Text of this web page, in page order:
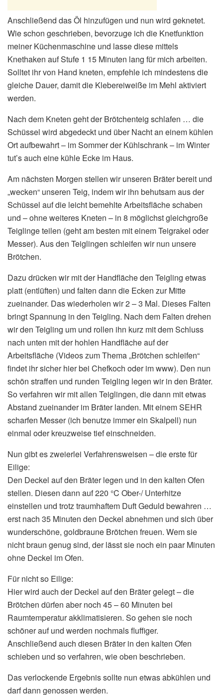
Anschließend das Öl hinzufügen und nun wird geknetet.
Wie schon geschrieben, bevorzuge ich die Knetfunktion
meiner Küchenmaschine und lasse diese mittels
Knethaken auf Stufe 1 15 Minuten lang für mich arbeiten.
Solltet ihr von Hand kneten, empfehle ich mindestens die
gleiche Dauer, damit die Klebereiweiße im Mehl aktiviert
werden.
Nach dem Kneten geht der Brötchenteig schlafen … die
Schüssel wird abgedeckt und über Nacht an einem kühlen
Ort aufbewahrt – im Sommer der Kühlschrank – im Winter
tut’s auch eine kühle Ecke im Haus.
Am nächsten Morgen stellen wir unseren Bräter bereit und
„wecken“ unseren Teig, indem wir ihn behutsam aus der
Schüssel auf die leicht bemehlte Arbeitsfläche schaben
und – ohne weiteres Kneten – in 8 möglichst gleichgroße
Teiglinge teilen (geht am besten mit einem Teigrakel oder
Messer). Aus den Teiglingen schleifen wir nun unsere
Brötchen.
Dazu drücken wir mit der Handfläche den Teigling etwas
platt (entlüften) und falten dann die Ecken zur Mitte
zueinander. Das wiederholen wir 2 – 3 Mal. Dieses Falten
bringt Spannung in den Teigling. Nach dem Falten drehen
wir den Teigling um und rollen ihn kurz mit dem Schluss
nach unten mit der hohlen Handfläche auf der
Arbeitsfläche (Videos zum Thema „Brötchen schleifen“
findet ihr sicher hier bei Chefkoch oder im www). Den nun
schön straffen und runden Teigling legen wir in den Bräter.
So verfahren wir mit allen Teiglingen, die dann mit etwas
Abstand zueinander im Bräter landen. Mit einem SEHR
scharfen Messer (ich benutze immer ein Skalpell) nun
einmal oder kreuzweise tief einschneiden.
Nun gibt es zweierlei Verfahrensweisen – die erste für
Eilige:
Den Deckel auf den Bräter legen und in den kalten Ofen
stellen. Diesen dann auf 220 °C Ober-/ Unterhitze
einstellen und trotz traumhaftem Duft Geduld bewahren …
erst nach 35 Minuten den Deckel abnehmen und sich über
wunderschöne, goldbraune Brötchen freuen. Wem sie
nicht braun genug sind, der lässt sie noch ein paar Minuten
ohne Deckel im Ofen.
Für nicht so Eilige:
Hier wird auch der Deckel auf den Bräter gelegt – die
Brötchen dürfen aber noch 45 – 60 Minuten bei
Raumtemperatur akklimatisieren. So gehen sie noch
schöner auf und werden nochmals fluffiger.
Anschließend auch diesen Bräter in den kalten Ofen
schieben und so verfahren, wie oben beschrieben.
Das verlockende Ergebnis sollte nun etwas abkühlen und
darf dann genossen werden.